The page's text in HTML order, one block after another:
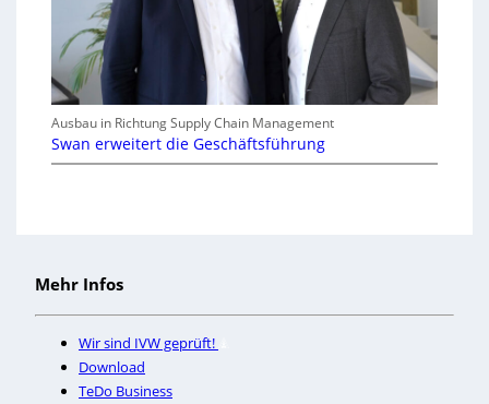
Ausbau in Richtung Supply Chain Management
Swan erweitert die Geschäftsführung
Mehr Infos
Wir sind IVW geprüft!
Download
TeDo Business